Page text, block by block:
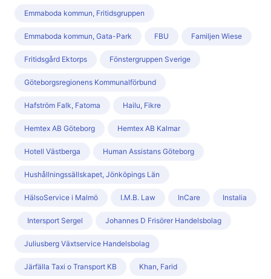
Emmaboda kommun, Fritidsgruppen
Emmaboda kommun, Gata-Park FBU Familjen Wiese
Fritidsgård Ektorps Fönstergruppen Sverige
Göteborgsregionens Kommunalförbund
Hafström Falk, Fatoma Hailu, Fikre
Hemtex AB Göteborg Hemtex AB Kalmar
Hotell Västberga Human Assistans Göteborg
Hushållningssällskapet, Jönköpings Län
HälsoService i Malmö I.M.B. Law InCare Instalia
Intersport Sergel Johannes D Frisörer Handelsbolag
Juliusberg Växtservice Handelsbolag
Järfälla Taxi o Transport KB Khan, Farid